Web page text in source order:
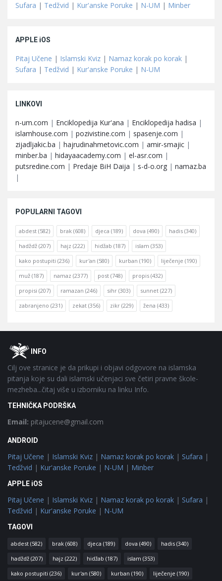
Sufara | Tedžvid | Kur'anske Poruke | N-UM | Minber
APPLE iOS
Pitaj Učene | Islamski Kviz | Namaz korak po korak |
Sufara | Tedžvid | Kur'anske Poruke | N-UM
LINKOVI
n-um.com | Enciklopedija Kur'ana | Enciklopedija hadisa |
islamhouse.com | pozivistine.com | spasenje.com |
zijadljakic.ba | hajrudinahmetovic.com | amir-smajic |
minber.ba | hidayaacademy.com | el-asr.com |
putsredine.com | Predaje BiH Daija | s-d-o.org | namaz.ba
|
POPULARNI TAGOVI
abdest (582) brak (608) djeca (189) dova (490) hadis (340)
hadždž (207) hajz (222) hidžab (187) islam (353)
kako postupiti (236) kur'an (580) kurban (190) liječenje (190)
muž (187) namaz (2377) post (748) propis (432)
propisi (207) ramazan (246) sihr (303) sunnet (227)
zabranjeno (231) zekat (356) zikr (229) žena (433)
FooterOINFO
Cilj ove stranice je da prikupi i objavi odgovore na islamska
pitanja koje su dali islamski učenjaci sve četiri pravne škole-
mezheba...čitaj više u izborniku na linku Info.
TEHNIČKA PODRŠKA
Email: pitajucene@gmail.com
ANDROID
Pitaj Učene | Islamski Kviz | Namaz korak po korak | Sufara |
Tedžvid | Kur'anske Poruke | N-UM | Minber
APPLE iOS
Pitaj Učene | Islamski Kviz | Namaz korak po korak | Sufara |
Tedžvid | Kur'anske Poruke | N-UM
TAGOVI
abdest (582) brak (608) djeca (189) dova (490) hadis (340)
hadždž (207) hajz (222) hidžab (187) islam (353)
kako postupiti (236) kur'an (580) kurban (190) liječenje (190)